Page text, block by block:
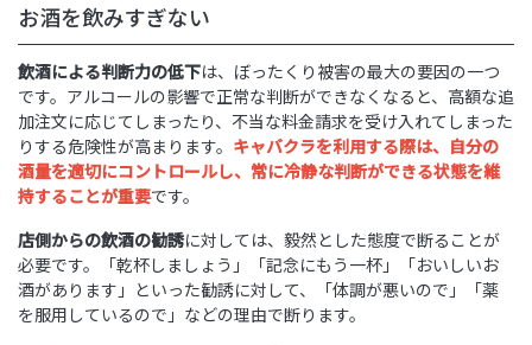
お酒を飲みすぎない
飲酒による判断力の低下は、ぼったくり被害の最大の要因の一つ
です。アルコールの影響で正常な判断ができなくなると、高額な追
加注文に応じてしまったり、不当な料金請求を受け入れてしまった
りする危険性が高まります。 キャバクラを利用する際は、自分の
酒量を適切にコントロールし、常に冷静な判断ができる状態を維
持することが重要です。
店側からの飲酒の勧誘に対しては、毅然とした態度で断ることが
必要です。「乾杯しましょう」「記念にもう一杯」「おいしいお
酒があります」といった勧誘に対して、「体調が悪いので」「薬
を服用しているので」などの理由で断ります。